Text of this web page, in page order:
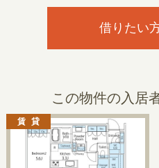
借りたい
この物件の入居